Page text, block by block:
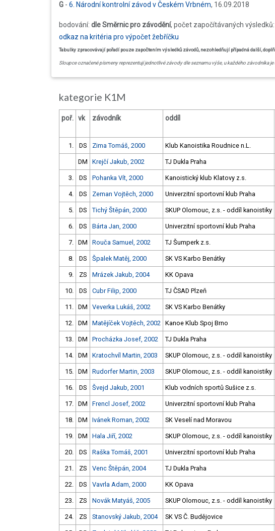
G - 6. Národní kontrolní závod v Českém Vrbném, 16.09.2018
bodování: dle Směrnic pro závodění, počet započítávaných výsledků:
odkaz na kritéria pro výpočet žebříčku
Tabulky zpracovávají pořadí pouze započtením výsledků závodů, nezohledňují případná další,
Sloupce označené písmeny reprezentují jednotlivé závody dle seznamu výše, u každého závodníka
kategorie K1M
poř. vk závodník oddíl
1. DS Zima Tomáš, 2000 Klub Kanoistika Roudnice n.L.
DM Krejčí Jakub, 2002 TJ Dukla Praha
3. DS Pohanka Vít, 2000 Kanoistický klub Klatovy z.s.
4. DS Zeman Vojtěch, 2000 Univerzitní sportovní klub Praha
5. DS Tichý Štěpán, 2000 SKUP Olomouc, z.s. - oddíl kanoistiky
6. DS Bárta Jan, 2000 Univerzitní sportovní klub Praha
7. DM Rouča Samuel, 2002 TJ Šumperk z.s.
8. DS Špalek Matěj, 2000 SK VS Karbo Benátky
9. ZS Mrázek Jakub, 2004 KK Opava
10. DS Cubr Filip, 2000 TJ ČSAD Plzeň
11. DM Veverka Lukáš, 2002 SK VS Karbo Benátky
12. DM Matějíček Vojtěch, 2002 Kanoe Klub Spoj Brno
13. DM Procházka Josef, 2002 TJ Dukla Praha
14. DM Kratochvíl Martin, 2003 SKUP Olomouc, z.s. - oddíl kanoistiky
15. DM Rudorfer Martin, 2003 SKUP Olomouc, z.s. - oddíl kanoistiky
16. DS Švejd Jakub, 2001 Klub vodních sportů Sušice z.s.
17. DM Frencl Josef, 2002 Univerzitní sportovní klub Praha
18. DM Ivánek Roman, 2002 SK Veselí nad Moravou
19. DM Hala Jiří, 2002 SKUP Olomouc, z.s. - oddíl kanoistiky
20. DS Raška Tomáš, 2001 Univerzitní sportovní klub Praha
21. ZS Venc Štěpán, 2004 TJ Dukla Praha
22. DS Vavrla Adam, 2000 KK Opava
23. ZS Novák Matyáš, 2005 SKUP Olomouc, z.s. - oddíl kanoistiky
24. ZS Stanovský Jakub, 2004 SK VS Č. Budějovice